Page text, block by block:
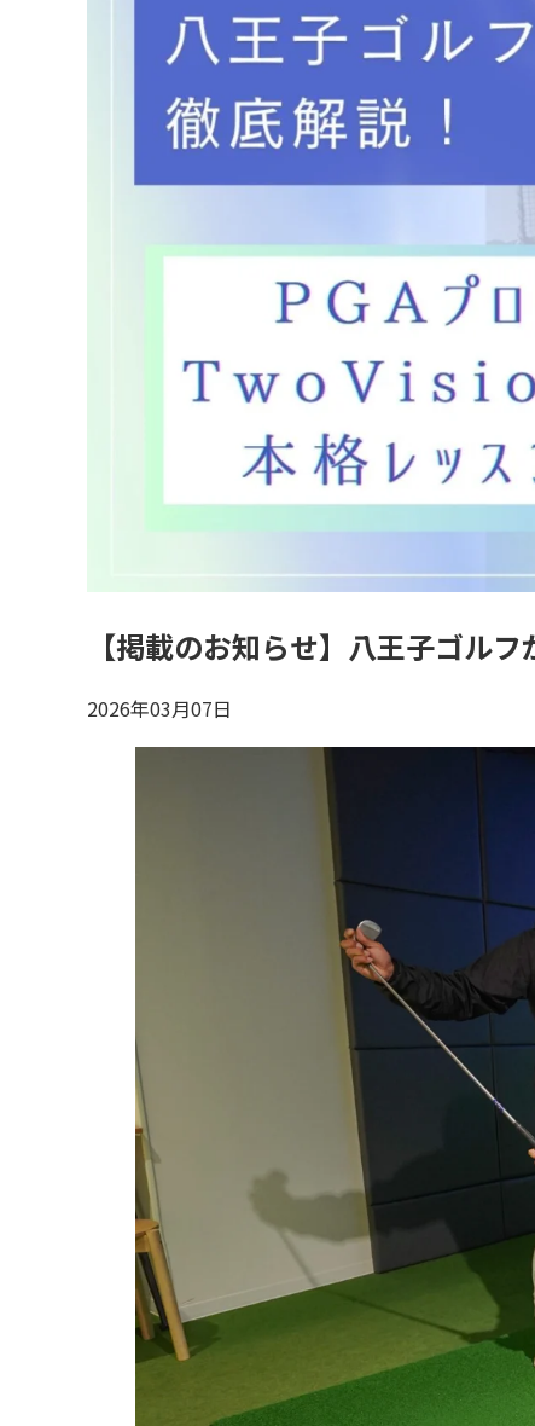
【掲載のお知らせ】八王子ゴル
2026年03月07日